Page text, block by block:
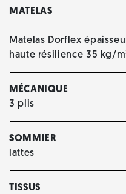
MATELAS
Matelas Dorflex
haute résilience 35 kg/
MÉCANIQUE
3 plis
SOMMIER
lattes
TISSUS